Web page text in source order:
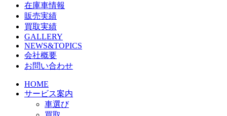
在庫車情報
販売実績
買取実績
GALLERY
NEWS&TOPICS
会社概要
お問い合わせ
HOME
サービス案内
車選び